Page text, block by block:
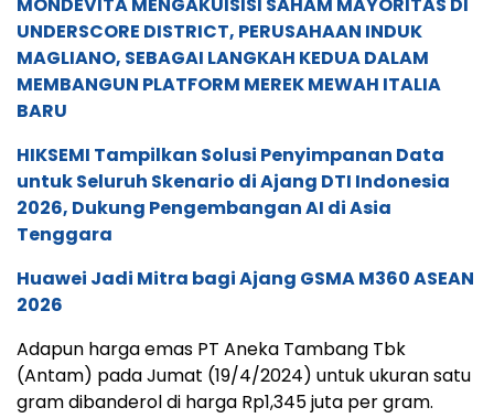
MONDEVITA MENGAKUISISI SAHAM MAYORITAS DI
UNDERSCORE DISTRICT, PERUSAHAAN INDUK
MAGLIANO, SEBAGAI LANGKAH KEDUA DALAM
MEMBANGUN PLATFORM MEREK MEWAH ITALIA
BARU
HIKSEMI Tampilkan Solusi Penyimpanan Data
untuk Seluruh Skenario di Ajang DTI Indonesia
2026, Dukung Pengembangan AI di Asia
Tenggara
Huawei Jadi Mitra bagi Ajang GSMA M360 ASEAN
2026
Adapun harga emas PT Aneka Tambang Tbk
(Antam) pada Jumat (19/4/2024) untuk ukuran satu
gram dibanderol di harga Rp1,345 juta per gram.